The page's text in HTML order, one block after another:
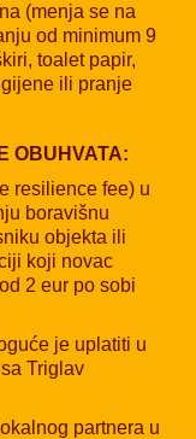
(menja se na
od minimum 9
toalet papir,
ili pranje
OBUHVATA:
resilience fee) u
boravišnu
objekta ili
koji novac
2 eur po sobi
je uplatiti u
Triglav
partnera u